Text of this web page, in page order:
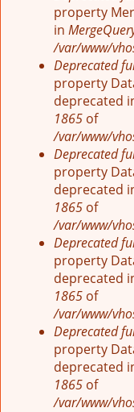
property
in
/var/www/
Deprecated
property
deprecated
1865 of
/var/www/
Deprecated
property
deprecated
1865 of
/var/www/
Deprecated
property
deprecated
1865 of
/var/www/
Deprecated
property
deprecated
1865 of
/var/www/